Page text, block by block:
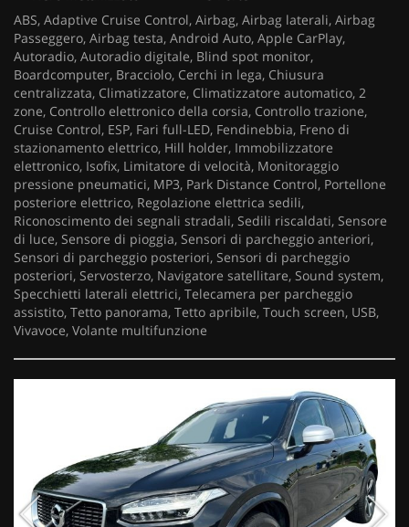
ABS, Adaptive Cruise Control, Airbag, Airbag laterali, Airbag
Passeggero, Airbag testa, Android Auto, Apple CarPlay,
Autoradio, Autoradio digitale, Blind spot monitor,
Boardcomputer, Bracciolo, Cerchi in lega, Chiusura
centralizzata, Climatizzatore, Climatizzatore automatico, 2
zone, Controllo elettronico della corsia, Controllo trazione,
Cruise Control, ESP, Fari full-LED, Fendinebbia, Freno di
stazionamento elettrico, Hill holder, Immobilizzatore
elettronico, Isofix, Limitatore di velocità, Monitoraggio
pressione pneumatici, MP3, Park Distance Control, Portellone
posteriore elettrico, Regolazione elettrica sedili,
Riconoscimento dei segnali stradali, Sedili riscaldati, Sensore
di luce, Sensore di pioggia, Sensori di parcheggio anteriori,
Sensori di parcheggio posteriori, Sensori di parcheggio
posteriori, Servosterzo, Navigatore satellitare, Sound system,
Specchietti laterali elettrici, Telecamera per parcheggio
assistito, Tetto panorama, Tetto apribile, Touch screen, USB,
Vivavoce, Volante multifunzione